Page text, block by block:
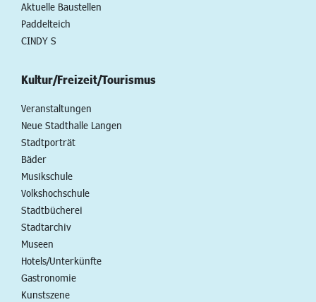
Aktuelle Baustellen
Paddelteich
CINDY S
Kultur/Freizeit/Tourismus
Veranstaltungen
Neue Stadthalle Langen
Stadtporträt
Bäder
Musikschule
Volkshochschule
Stadtbücherei
Stadtarchiv
Museen
Hotels/Unterkünfte
Gastronomie
Kunstszene